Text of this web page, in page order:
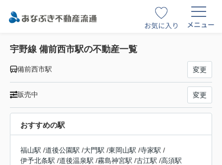
お気に入り メニュー
宇野線 備前西市駅の不動産一覧
備前西市駅 変更
販売中 変更
おすすめの駅
福山駅 /道後公園駅 /大門駅 /東岡山駅 /寺家駅 /
伊予北条駅 /道後温泉駅 /霧島神宮駅 /古江駅 /高須駅